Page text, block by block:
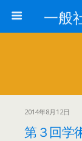
2014年8月12日
第３回学